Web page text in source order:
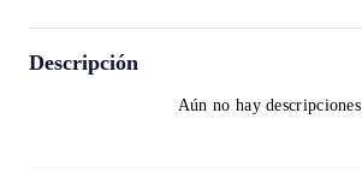
Descripción
Aún no hay descripciones